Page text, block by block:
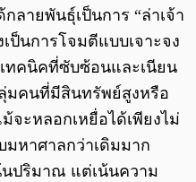
ลายพันธุ์เป็นการ “ล่าเจ้า
ป็นการโจมตีแบบเจาะจง
ทคนิคที่ซับซ้อนและเนียน
ลุ่มคนที่มีสินทรัพย์สูงหรือ
จะหลอกเหยื่อได้เพียงไม่
หาศาลกว่าเดิมมาก
ปริมาณ แต่เน้นความ